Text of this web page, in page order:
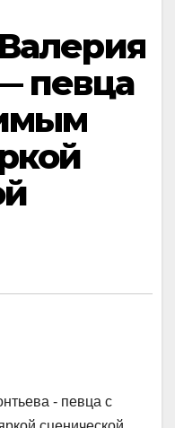
певца